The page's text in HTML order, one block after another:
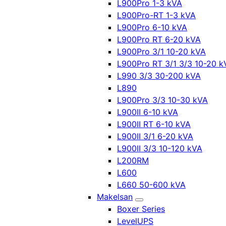
L900Pro 1-3 kVA
L900Pro-RT 1-3 kVA
L900Pro 6-10 kVA
L900Pro RT 6-20 kVA
L900Pro 3/1 10-20 kVA
L900Pro RT 3/1 3/3 10-20
L990 3/3 30-200 kVA
L890
L900Pro 3/3 10-30 kVA
L900II 6-10 kVA
L900II RT 6-10 kVA
L900II 3/1 6-20 kVA
L900II 3/3 10-120 kVA
L200RM
L600
L660 50-600 kVA
Makelsan
Boxer Series
LevelUPS